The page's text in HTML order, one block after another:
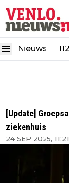
Nieuws
[Update]
ziekenhuis
24 SEP 2025, 11:21